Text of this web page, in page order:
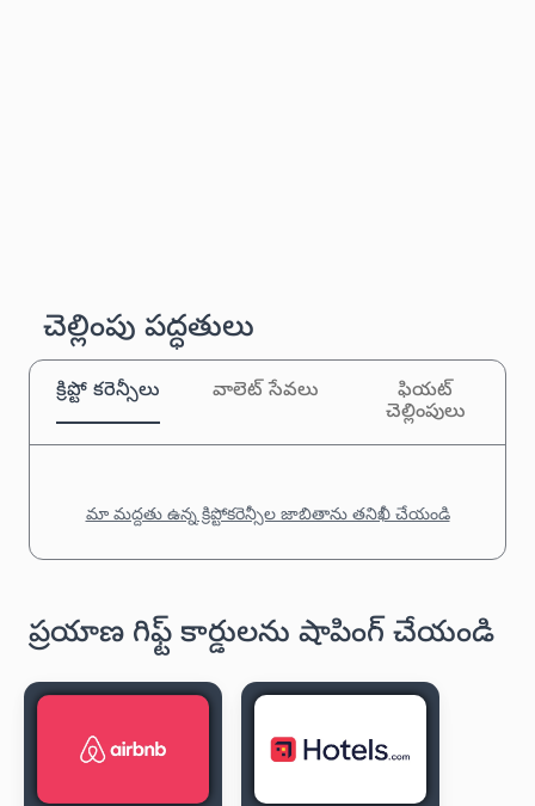
చెల్లింపు పద్ధతులు
క్రిప్టో కరెన్సీలు వాలెట్ సేవలు
ఫియట్
చెల్లింపులు
మా మద్దతు ఉన్న క్రిప్టోకరెన్సీల జాబితాను తనిఖీ చేయండి
ప్రయాణ గిఫ్ట్ కార్డులను షాపింగ్ చేయండి